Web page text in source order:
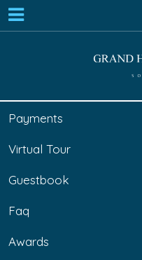
Payments
Virtual Tour
Guestbook
Faq
Awards